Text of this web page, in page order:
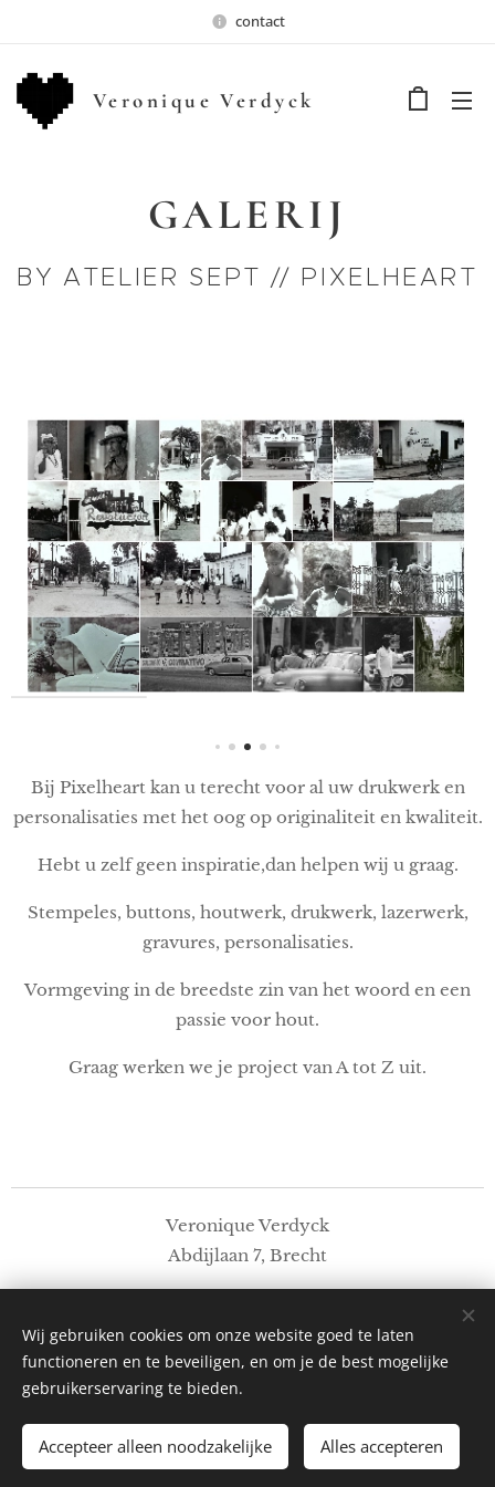
contact
Veronique Verdyck
GALERIJ
BY ATELIER SEPT // PIXELHEART
Bij Pixelheart kan u terecht voor al uw drukwerk en
personalisaties met het oog op originaliteit en kwaliteit.
Hebt u zelf geen inspiratie,dan helpen wij u graag.
Stempeles, buttons, houtwerk, drukwerk, lazerwerk,
gravures, personalisaties.
Vormgeving in de breedste zin van het woord en een
passie voor hout.
Graag werken we je project van A tot Z uit.
Veronique Verdyck
Abdijlaan 7, Brecht
© 2025 Veronique Verdyck. Alle rechten
voorbehouden.
Cookies
Wij gebruiken cookies om onze website goed te laten
functioneren en te beveiligen, en om je de best mogelijke
gebruikerservaring te bieden.
Accepteer alleen noodzakelijke Alles accepteren